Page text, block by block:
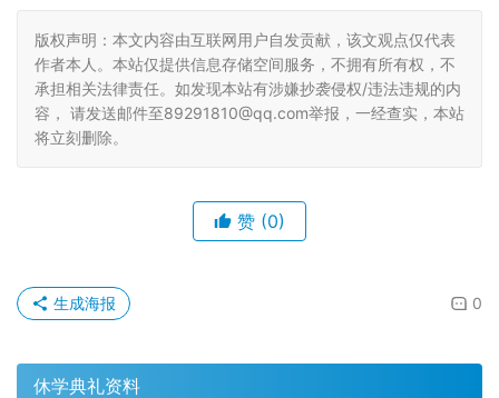
版权声明：本文内容由互联网用户自发贡献，该文观点仅代表
作者本人。本站仅提供信息存储空间服务，不拥有所有权，不
承担相关法律责任。如发现本站有涉嫌抄袭侵权/违法违规的内
容， 请发送邮件至89291810@qq.com举报，一经查实，本站
将立刻删除。
赞 (0)
0
生成海报
休学典礼资料